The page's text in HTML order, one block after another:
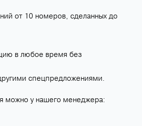
от 10 номеров, сделанных до
в любое время без
спецпредложениями.
можно у нашего менеджера: